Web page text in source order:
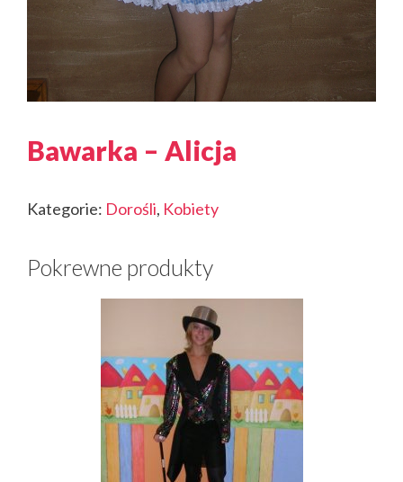
Bawarka – Alicja
Kategorie: Dorośli, Kobiety
Pokrewne produkty